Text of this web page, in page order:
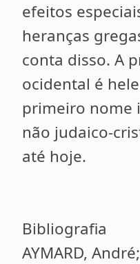
efeitos
heranças
conta disso. A
ocidental é
primeiro nome
não judaico-
até hoje.
Bibliografia
AYMARD,